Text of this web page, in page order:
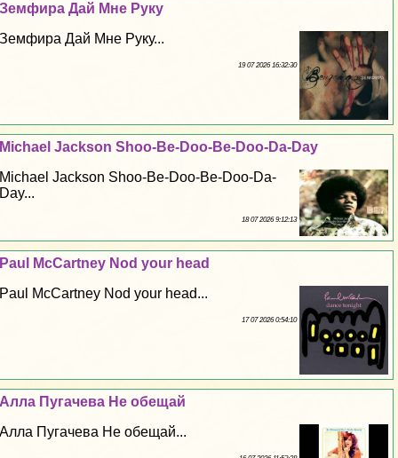
Земфира Дай Мне Руку
Земфира Дай Мне Руку...
19 07 2026 16:32:30
Michael Jackson Shoo-Be-Doo-Be-Doo-Da-Day
Michael Jackson Shoo-Be-Doo-Be-Doo-Da-
Day...
18 07 2026 9:12:13
Paul McCartney Nod your head
Paul McCartney Nod your head...
17 07 2026 0:54:10
Алла Пугачева Не обещай
Алла Пугачева Не обещай...